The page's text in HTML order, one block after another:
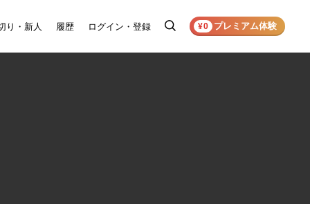
り・新人 履歴 ログイン・登録
検
¥0 プレミアム体験